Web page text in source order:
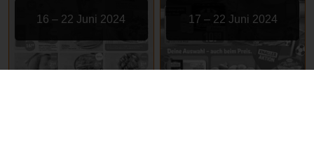
16 – 22 Juni 2024 17 – 22 Juni 2024